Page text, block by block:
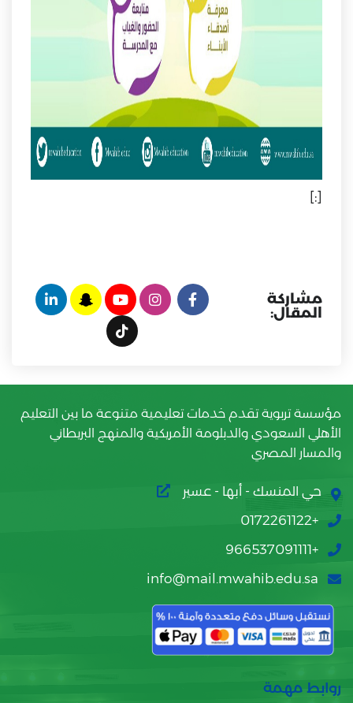
[:]
مشاركة
المقال:
مؤسسة تربوية تقدم خدمات تعليمية متنوعة ما بين التعليم
الأهلي السعودي والدبلومة الأمريكية والمنهج البريطاني
والمسار المصري
حي المنسك - أبها - عسير
+0172261122
+966537091111
info@mail.mwahib.edu.sa
روابط مهمة